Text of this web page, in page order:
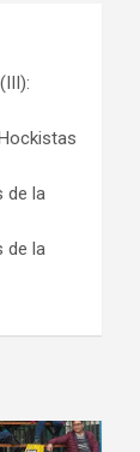
de la
de la